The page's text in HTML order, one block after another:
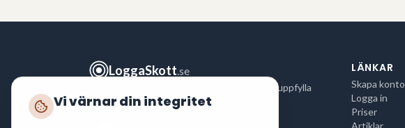
LoggaSkott.se
Logga ditt skytte snabbt och enkelt för att uppfylla
polisens krav enligtFAP 551-3
LÄNKAR
Skapa konto
Logga in
Priser
Artiklar
Vi värnar din integritet